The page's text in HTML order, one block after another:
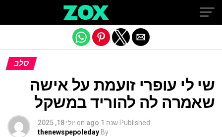
סלב
שי לי עופרי זועמת על אישה
שאמרה לה להוריד במשקל
Published שנה 1 ago on יולי 18, 2025
By
thenewspepoleday
Exit mobile version